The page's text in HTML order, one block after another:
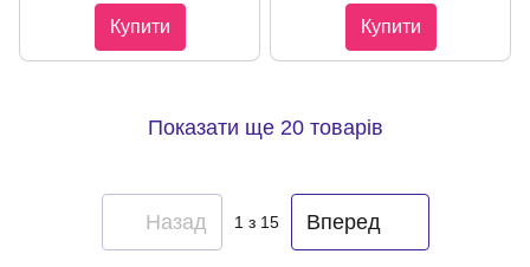
Купити Купити
Показати ще 20 товарів
Назад 1з 15 Вперед